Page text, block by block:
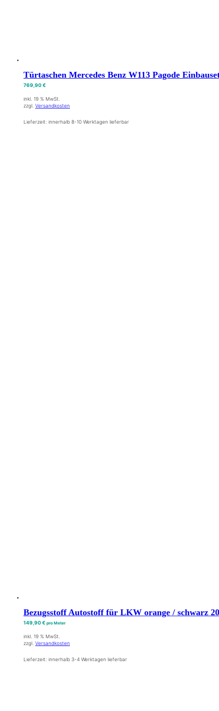
Türtaschen Mercedes Benz W113 Pagode
769,90€
inkl. 19 % MwSt.
zzgl. Versandkosten
Lieferzeit: innerhalb 8-10 Werktagen lieferbar
Bezugsstoff Autostoff für LKW orange / schwarz
149,90€ pro Meter
inkl. 19 % MwSt.
zzgl. Versandkosten
Lieferzeit: innerhalb 3-4 Werktagen lieferbar